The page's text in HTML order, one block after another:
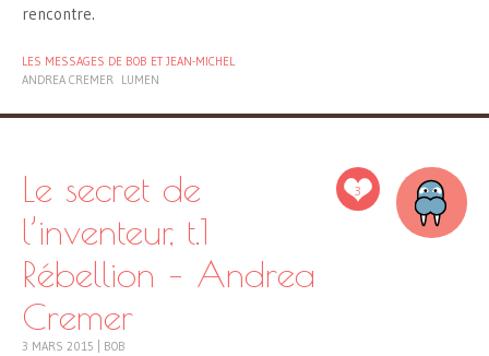
rencontre.
LES MESSAGES DE BOB ET JEAN-MICHEL
ANDREA CREMER
LUMEN
3
Le secret de
l’inventeur, t.1
Rébellion – Andrea
Cremer
3 MARS 2015 BOB